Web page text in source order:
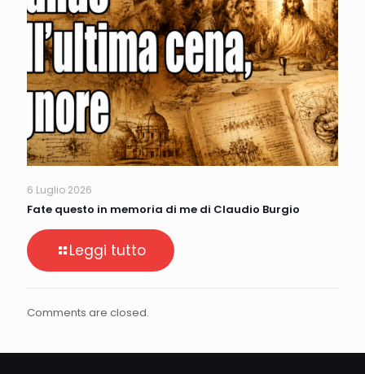
6 Luglio 2026
Fate questo in memoria di me di Claudio Burgio
Leggi tutto
Comments are closed.